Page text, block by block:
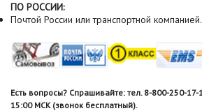
ПО РОССИИ:
Почтой России или транспортной компанией.
Есть вопросы? Спрашивайте: тел. 8-800-250-
15:00 МСК (звонок бесплатный).